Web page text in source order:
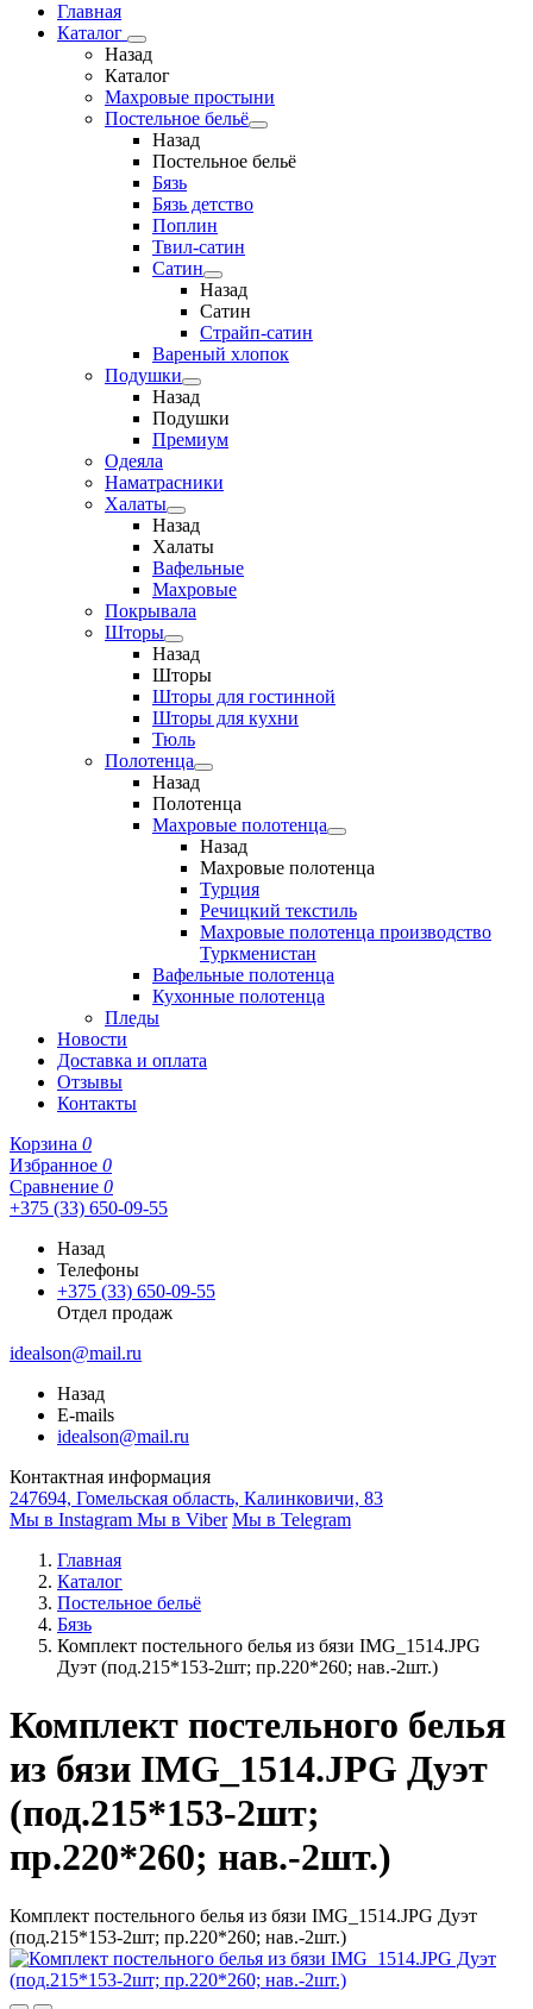
Главная
Каталог
Назад
Каталог
Махровые простыни
Постельное бельё
Назад
Постельное бельё
Бязь
Бязь детство
Поплин
Твил-сатин
Сатин
Назад
Сатин
Страйп-сатин
Вареный хлопок
Подушки
Назад
Подушки
Премиум
Одеяла
Наматрасники
Халаты
Назад
Халаты
Вафельные
Махровые
Покрывала
Шторы
Назад
Шторы
Шторы для гостинной
Шторы для кухни
Тюль
Полотенца
Назад
Полотенца
Махровые полотенца
Назад
Махровые полотенца
Турция
Речицкий текстиль
Махровые полотенца производство
Туркменистан
Вафельные полотенца
Кухонные полотенца
Пледы
Новости
Доставка и оплата
Отзывы
Контакты
Корзина 0
Избранное 0
Сравнение 0
+375 (33) 650-09-55
Назад
Телефоны
+375 (33) 650-09-55
Отдел продаж
idealson@mail.ru
Назад
E-mails
idealson@mail.ru
Контактная информация
247694, Гомельская область, Калинковичи, 83
Мы в Instagram Мы в Viber Мы в Telegram
Главная
Каталог
Постельное бельё
Бязь
Комплект постельного белья из бязи IMG_1514.JPG
Дуэт (под.215*153-2шт; пр.220*260; нав.-2шт.)
Комплект постельного белья
из бязи IMG_1514.JPG Дуэт
(под.215*153-2шт;
пр.220*260; нав.-2шт.)
Комплект постельного белья из бязи IMG_1514.JPG Дуэт
(под.215*153-2шт; пр.220*260; нав.-2шт.)